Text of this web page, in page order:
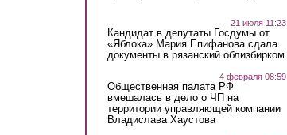
21 июля 11:23
Кандидат в депутаты Госдумы от
«Яблока» Мария Епифанова сдала
документы в рязанский облизбирком
4 февраля 08:59
Общественная палата РФ
вмешалась в дело о ЧП на
территории управляющей компании
Владислава Хаустова